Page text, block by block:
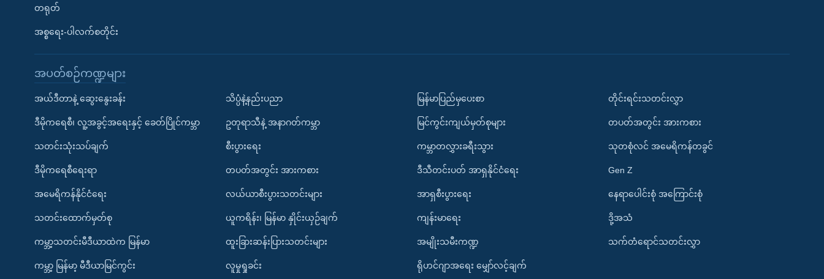
တရုတ်
အစ္စရေး-ပါလက်စတိုင်း
အပတ်စဉ်ကဏ္ဍများ
အယ်ဒီတာနဲ့ ဆွေးနွေးခန်း
ဒီမိုကရေစီ၊ လူ့အခွင့်အရေးနှင့် ခေတ်ပြိုင်ကမ္ဘာ
သတင်းသုံးသပ်ချက်
ဒီမိုကရေစီရေးရာ
အမေရိကန်နိုင်ငံရေး
သတင်းထောက်မှတ်စု
ကမ္ဘာ့သတင်းမီဒီယာထဲက မြန်မာ
ကမ္ဘာ့ မြန်မာ့ မီဒီယာမြင်ကွင်း
သိပ္ပံနဲ့နည်းပညာ
ဥတုရာသီနဲ့ အနာဂတ်ကမ္ဘာ
စီးပွားရေး
တပတ်အတွင်း အားကစား
လယ်ယာစီးပွားသတင်းများ
ယူကရိန်း၊ မြန်မာ နှိုင်းယှဉ်ချက်
ထူးခြားဆန်းပြားသတင်းများ
လူမှုရှုခင်း
မြန်မာပြည်မှပေးစာ
မြင်ကွင်းကျယ်မှတ်စုများ
ကမ္ဘာတလွှားခရီးသွား
ဒီသီတင်းပတ် အာရှနိုင်ငံရေး
အာရှစီးပွားရေး
ကျန်းမာရေး
အမျိုးသမီးကဏ္ဍ
ရိုဟင်ဂျာအရေး မျှော်လင့်ချက်
တိုင်းရင်းသတင်းလွှာ
တပတ်အတွင်း အားကစား
သုတစုံလင် အမေရိကန်တခွင်
Gen Z
နေရာပေါင်းစုံ အကြောင်းစုံ
ဒို့အသံ
သက်တံရောင်သတင်းလွှာ